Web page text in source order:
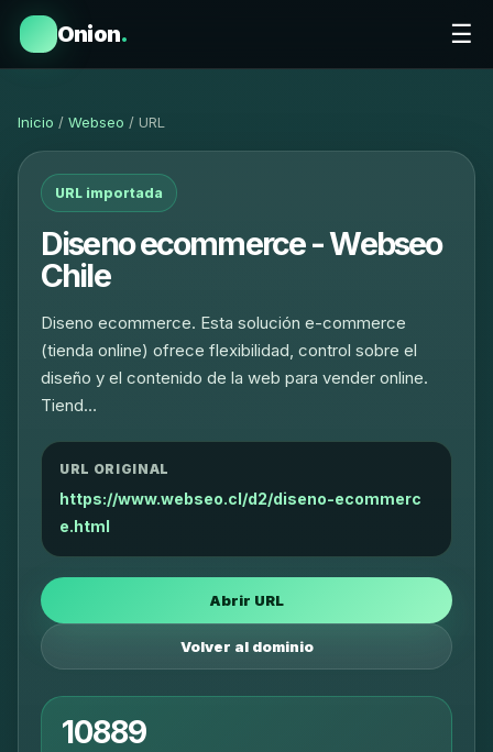
Onion. ☰
Inicio / Webseo / URL
URL importada
Diseno ecommerce - Webseo
Chile
Diseno ecommerce. Esta solución e-commerce
(tienda online) ofrece flexibilidad, control sobre el
diseño y el contenido de la web para vender online.
Tiend…
URL ORIGINAL
https://www.webseo.cl/d2/diseno-ecommerc
e.html
Abrir URL
Volver al dominio
10889